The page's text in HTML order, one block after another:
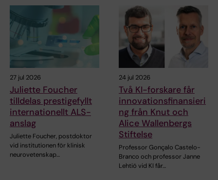
27 jul 2026
Juliette Foucher
tilldelas prestigefyllt
internationellt ALS-
anslag
Juliette Foucher, postdoktor
vid institutionen för klinisk
neurovetenskap…
24 jul 2026
Två KI-forskare får
innovationsfinansieri
ng från Knut och
Alice Wallenbergs
Stiftelse
Professor Gonçalo Castelo-
Branco och professor Janne
Lehtiö vid KI får…